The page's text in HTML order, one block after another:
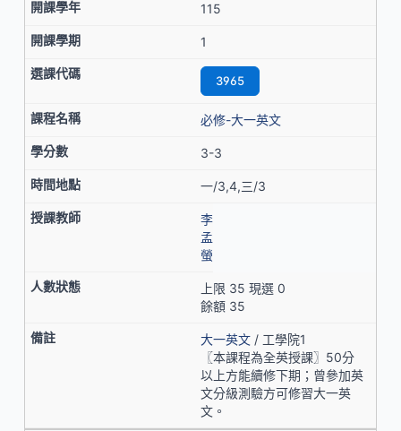
115
1
3965
必修-大一英文
3-3
一/3,4,三/3
李
孟
螢
上限 35 現選 0
餘額 35
大一英文 / 工學院1
〖本課程為全英授課〗50分
以上方能續修下期；曾參加英
文分級測驗方可修習大一英
文。